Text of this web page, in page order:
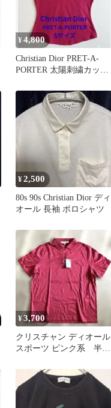
¥4,800
Christian Dior PRET-A-
PORTER 太陽刺繍カット
¥2,500
80s 90s Christian Dior ディ
オール 長袖 ポロシャツ
¥3,700
クリスチャン ディオール
スポーツ ピンク系 半袖